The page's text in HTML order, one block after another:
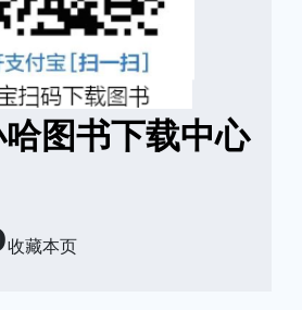
图书下载中心
收藏本页